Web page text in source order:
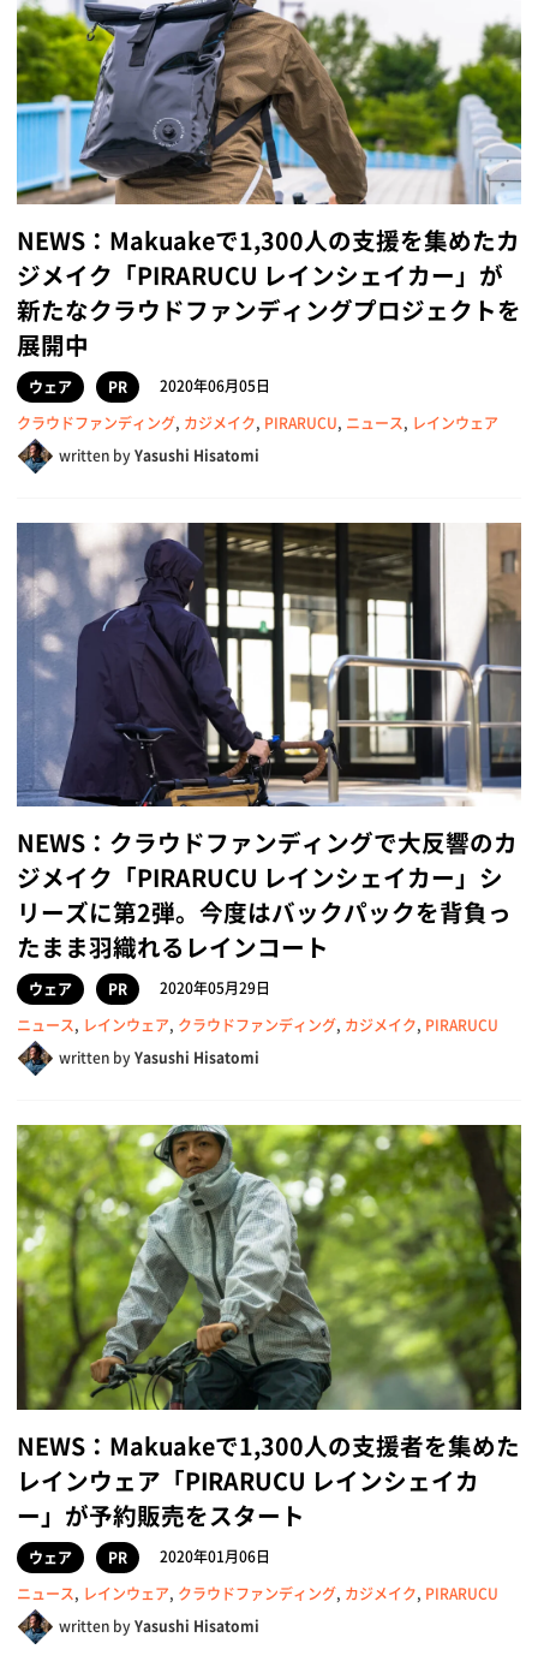
NEWS：Makuakeで1,300人の支援を集めたカ
ジメイク「PIRARUCU レインシェイカー」が
新たなクラウドファンディングプロジェクトを
展開中
ウェア PR
2020年06月05日
クラウドファンディング, カジメイク, PIRARUCU, ニュース, レインウェア
written byYasushi Hisatomi
NEWS：クラウドファンディングで大反響のカ
ジメイク「PIRARUCU レインシェイカー」シ
リーズに第2弾。今度はバックパックを背負っ
たまま羽織れるレインコート
ウェア PR
2020年05月29日
ニュース, レインウェア, クラウドファンディング, カジメイク, PIRARUCU
written byYasushi Hisatomi
NEWS：Makuakeで1,300人の支援者を集めた
レインウェア「PIRARUCU レインシェイカ
ー」が予約販売をスタート
ウェア PR
2020年01月06日
ニュース, レインウェア, クラウドファンディング, カジメイク, PIRARUCU
written byYasushi Hisatomi